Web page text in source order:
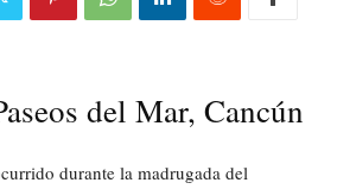
del Mar, Cancún
durante la madrugada del